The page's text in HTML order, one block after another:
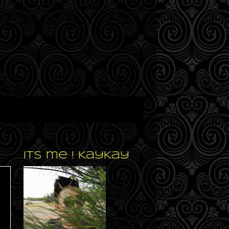
Its me ! KayKay